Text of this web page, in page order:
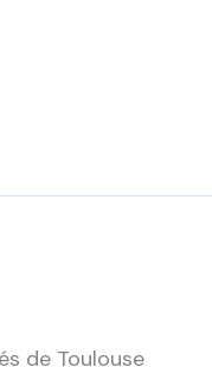
de Toulouse